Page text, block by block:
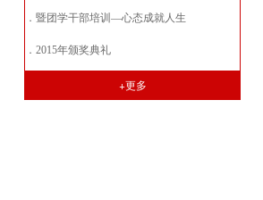
暨团学干部培训—心态成就人生
2015年颁奖典礼
+更多